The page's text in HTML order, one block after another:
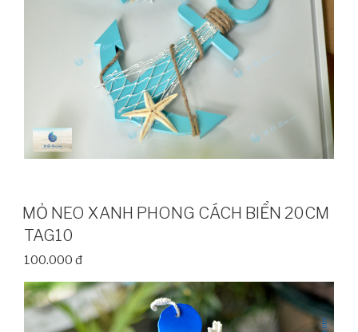
MỎ NEO XANH PHONG CÁCH BIỂN 20CM
TAG10
100.000 đ